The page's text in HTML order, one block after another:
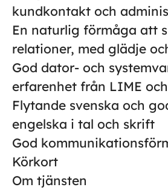
kundkontakt och
En naturlig förmåga att
relationer, med glädje
God dator- och
erfarenhet från LIME
Flytande svenska och
engelska i tal och skrift
God
Körkort
Om tjänsten